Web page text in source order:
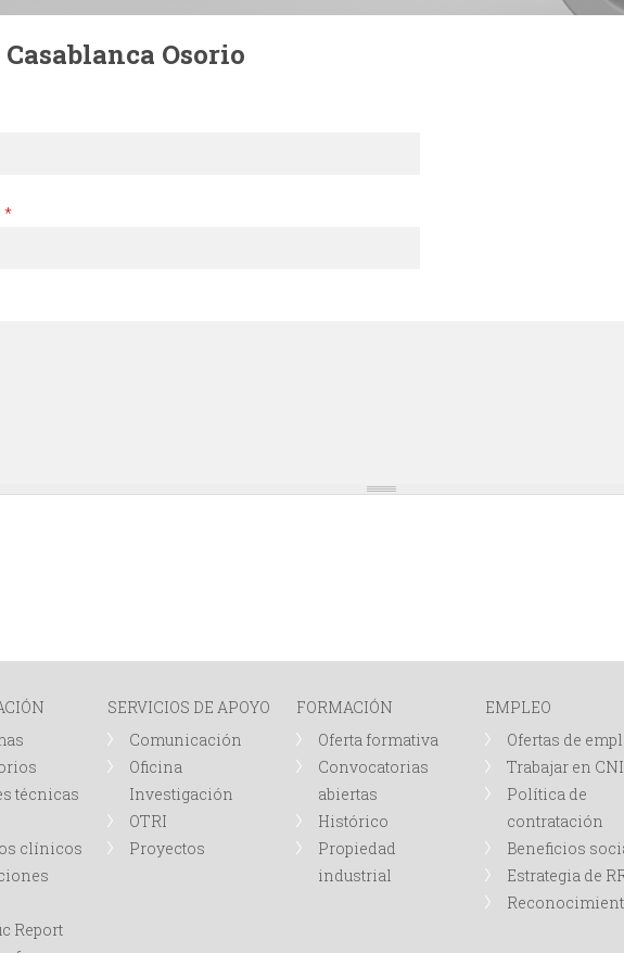
Osorio
*
técnicas
clínicos
Report
SERVICIOS DE APOYO
Comunicación
Oficina
Investigación
OTRI
Proyectos
FORMACIÓN
Oferta formativa
Convocatorias
abiertas
Histórico
Propiedad
industrial
EMPLEO
Ofertas de
Trabajar en
Política de
contratación
Beneficios
Estrategia de